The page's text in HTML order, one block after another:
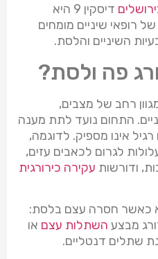
דיסקין 9 היא
רופאי שיניים מומחים
השיניים והלסת.
פה ולסת?
רחב של מצבים,
התחום נועד לתת מענה
אינו מספיק. לדוגמה,
לגרום לכאבים עזים,
ודורשות עקירה כירורגית
כאשר חסרה עצם בלסת:
מבצע השתלות עצם או
שתלים דנטליים.